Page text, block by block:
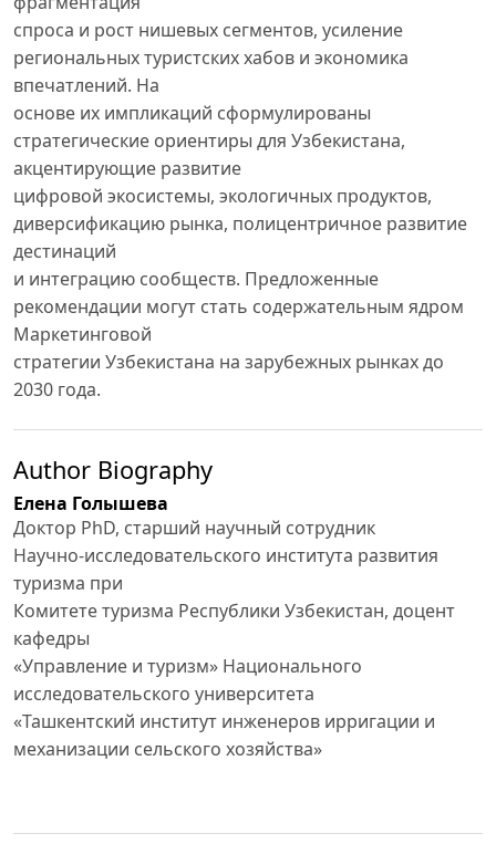
спроса и рост нишевых сегментов, усиление
региональных туристских хабов и экономика
впечатлений. На
основе их импликаций сформулированы
стратегические ориентиры для Узбекистана,
акцентирующие развитие
цифровой экосистемы, экологичных продуктов,
диверсификацию рынка, полицентричное развитие
дестинаций
и интеграцию сообществ. Предложенные
рекомендации могут стать содержательным ядром
Маркетинговой
стратегии Узбекистана на зарубежных рынках до
2030 года.
Author Biography
Елена Голышева
Доктор PhD, старший научный сотрудник
Научно-исследовательского института развития
туризма при
Комитете туризма Республики Узбекистан, доцент
кафедры
«Управление и туризм» Национального
исследовательского университета
«Ташкентский институт инженеров ирригации и
механизации сельского хозяйства»